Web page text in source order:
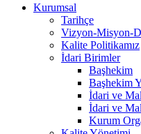
Kurumsal
Tarihçe
Vizyon-Misyon-
Kalite Politikamız
İdari Birimler
Başhekim
Başhekim
İdari ve
İdari ve
Kurum